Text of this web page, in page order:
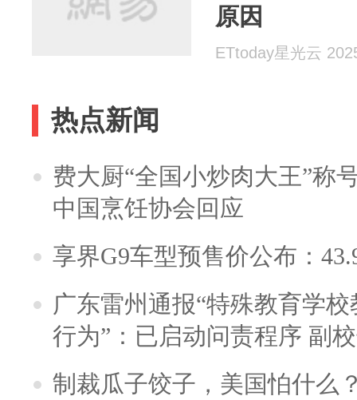
原因
ETtoday星光云
热点新闻
费大厨“全国小炒肉大王”称
中国烹饪协会回应
享界G9车型预售价公布：
广东雷州通报“特殊教育学
行为”：已启动问责程序 副
制裁瓜子饺子，美国怕什么